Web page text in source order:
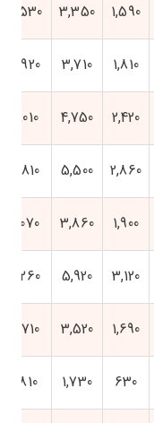
1,590
3,350
3,530
1,810
3,710
3,920
2,420
4,750
5,010
2,860
5,500
5,810
1,900
3,860
4,070
3,120
5,920
6,260
1,690
3,520
3,710
630
1,730
1,810